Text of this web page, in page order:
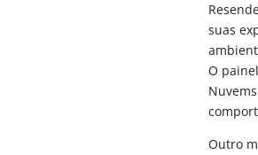
suas
O
Outro